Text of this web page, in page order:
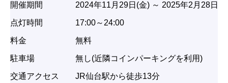
開催期間 2024年11月29日(金) ～ 2025年2月28日(
点灯時間 17:00～24:00
料金 無料
駐車場 無し(近隣コインパーキングを利用)
交通アクセス JR仙台駅から徒歩13分